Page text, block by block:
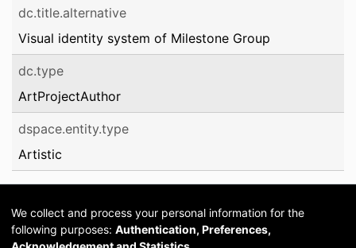
dc.title.alternative
Visual identity system of Milestone Group
dc.type
ArtProjectAuthor
dspace.entity.type
Artistic
We collect and process your personal information for the
following purposes: Authentication, Preferences,